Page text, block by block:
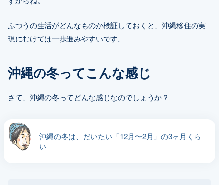
ふつうの生活がどんなものか検証しておくと、沖縄移住の実
現にむけては一歩進みやすいです。
沖縄の冬ってこんな感じ
さて、沖縄の冬ってどんな感じなのでしょうか？
沖縄の冬は、だいたい「12月〜2月」の3ヶ月くら
い